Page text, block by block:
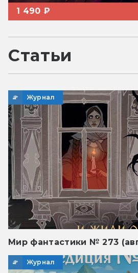
1 490 ₽
Статьи
Журнал
Мир фантастики № 273
Журнал